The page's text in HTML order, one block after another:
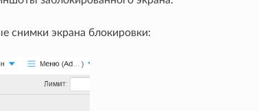
снимки экрана блокировки: